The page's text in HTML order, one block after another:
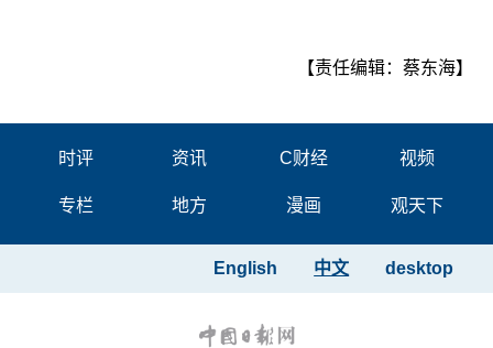
【责任编辑：蔡东海】
时评 资讯 C财经 视频
专栏 地方 漫画 观天下
desktop
中文
English